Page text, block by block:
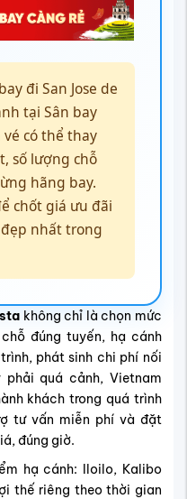
đi San Jose de
tại Sân bay
vé có thể thay
số lượng chỗ
hãng bay.
chốt giá ưu đãi
nhất trong
không chỉ là chọn mức
đúng tuyến, hạ cánh
phát sinh chi phí nối
quá cảnh, Vietnam
khách trong quá trình
tư vấn miễn phí và đặt
đúng giờ.
hạ cánh: Iloilo, Kalibo
thế riêng theo thời gian